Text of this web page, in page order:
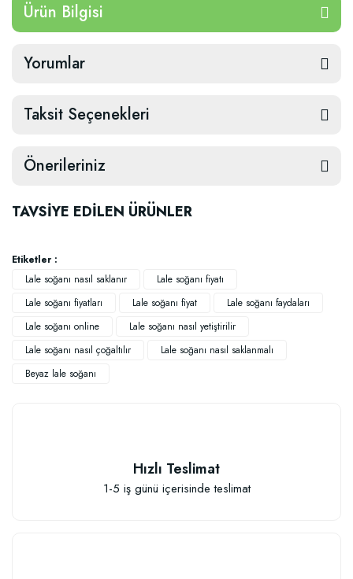
Ürün Bilgisi
Yorumlar
Taksit Seçenekleri
Önerileriniz
TAVSİYE EDİLEN ÜRÜNLER
Etiketler :
Lale soğanı nasıl saklanır
Lale soğanı fiyatı
Lale soğanı fiyatları
Lale soğanı fiyat
Lale soğanı faydaları
Lale soğanı online
Lale soğanı nasıl yetiştirilir
Lale soğanı nasıl çoğaltılır
Lale soğanı nasıl saklanmalı
Beyaz lale soğanı
Hızlı Teslimat
1-5 iş günü içerisinde teslimat